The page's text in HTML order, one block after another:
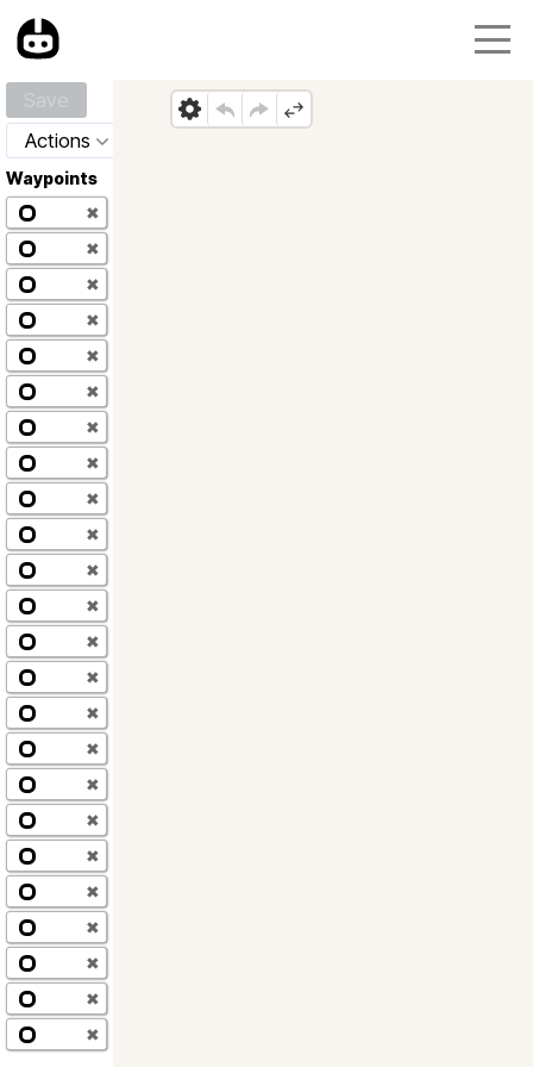
Actions
Waypoints
✖
✖
✖
✖
✖
✖
✖
✖
✖
✖
✖
✖
✖
✖
✖
✖
✖
✖
✖
✖
✖
✖
✖
✖